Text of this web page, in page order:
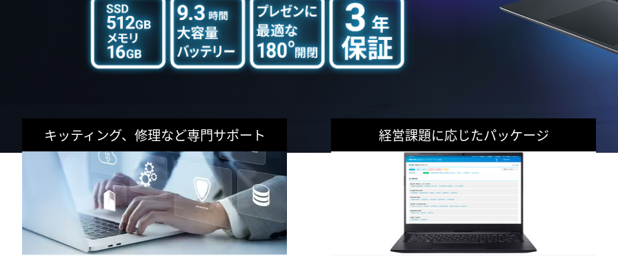
キッティング、修理など専門サポート 経営課題に応じたパッケージ